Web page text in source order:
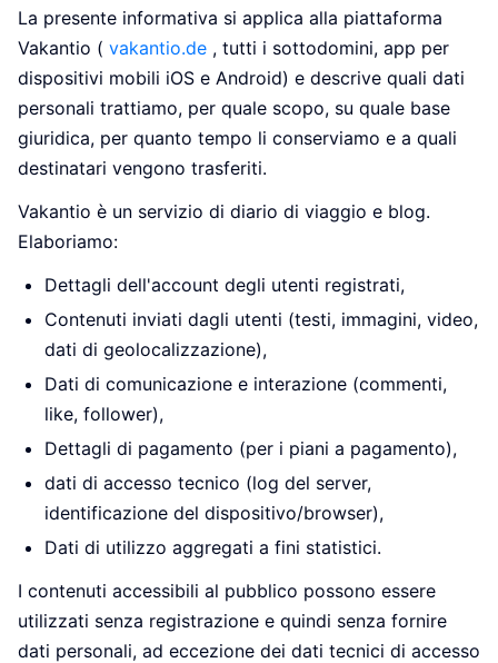
La presente informativa si applica alla piattaforma
Vakantio ( vakantio.de , tutti i sottodomini, app per
dispositivi mobili iOS e Android) e descrive quali dati
personali trattiamo, per quale scopo, su quale base
giuridica, per quanto tempo li conserviamo e a quali
destinatari vengono trasferiti.
Vakantio è un servizio di diario di viaggio e blog.
Elaboriamo:
Dettagli dell'account degli utenti registrati,
Contenuti inviati dagli utenti (testi, immagini, video,
dati di geolocalizzazione),
Dati di comunicazione e interazione (commenti,
like, follower),
Dettagli di pagamento (per i piani a pagamento),
dati di accesso tecnico (log del server,
identificazione del dispositivo/browser),
Dati di utilizzo aggregati a fini statistici.
I contenuti accessibili al pubblico possono essere
utilizzati senza registrazione e quindi senza fornire
dati personali, ad eccezione dei dati tecnici di accesso